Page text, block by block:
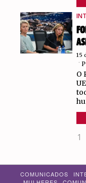
15
O
1
COMUNICADOS